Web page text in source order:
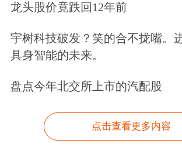
龙头股价竟跌回12年前
宇树科技破发？笑的合不拢嘴。
具身智能的未来。
盘点今年北交所上市的汽配股
点击查看更多内容